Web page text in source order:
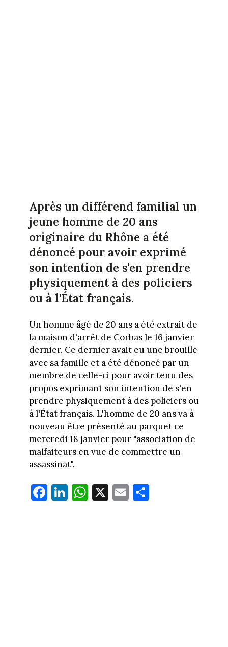
Après un différend familial un
jeune homme de 20 ans
originaire du Rhône a été
dénoncé pour avoir exprimé
son intention de s'en prendre
physiquement à des policiers
ou à l'État français.
Un homme âgé de 20 ans a été extrait de
la maison d'arrêt de Corbas le 16 janvier
dernier. Ce dernier avait eu une brouille
avec sa famille et a été dénoncé par un
membre de celle-ci pour avoir tenu des
propos exprimant son intention de s'en
prendre physiquement à des policiers ou
à l'État français. L'homme de 20 ans va à
nouveau être présenté au parquet ce
mercredi 18 janvier pour "association de
malfaiteurs en vue de commettre un
assassinat".
Fa
ce
Li
nk
W
ha
X E
m
Pa